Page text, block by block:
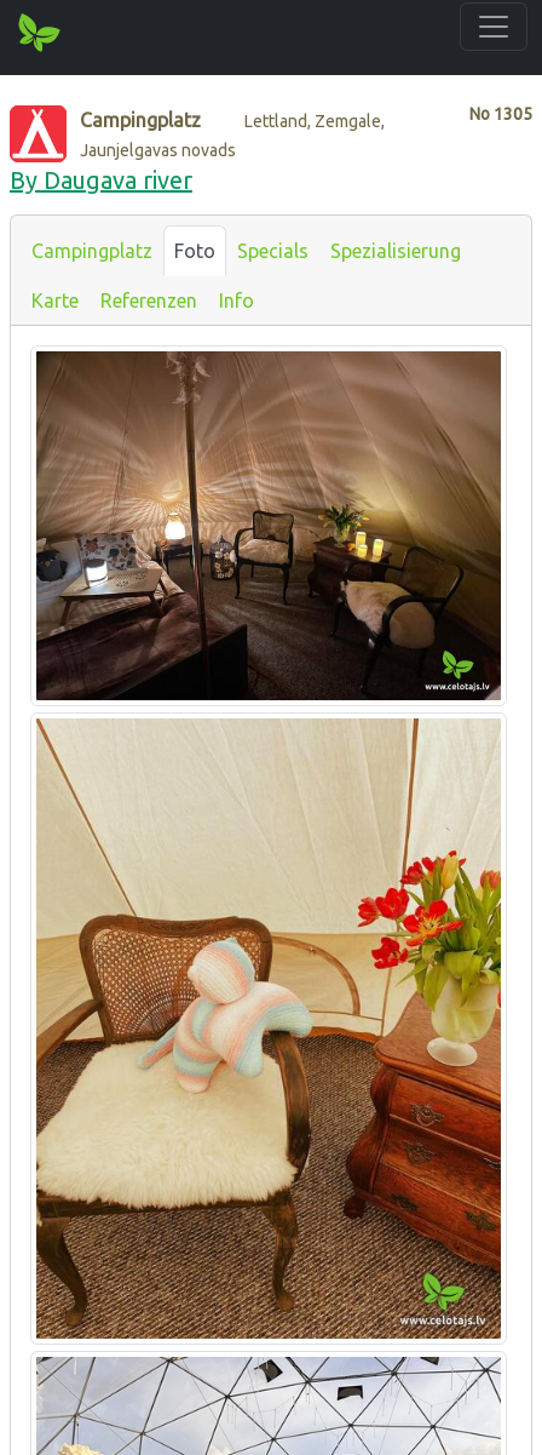
No 1305
Campingplatz
Lettland, Zemgale,
Jaunjelgavas novads
By Daugava river
Campingplatz Foto Specials Spezialisierung
Karte Referenzen Info